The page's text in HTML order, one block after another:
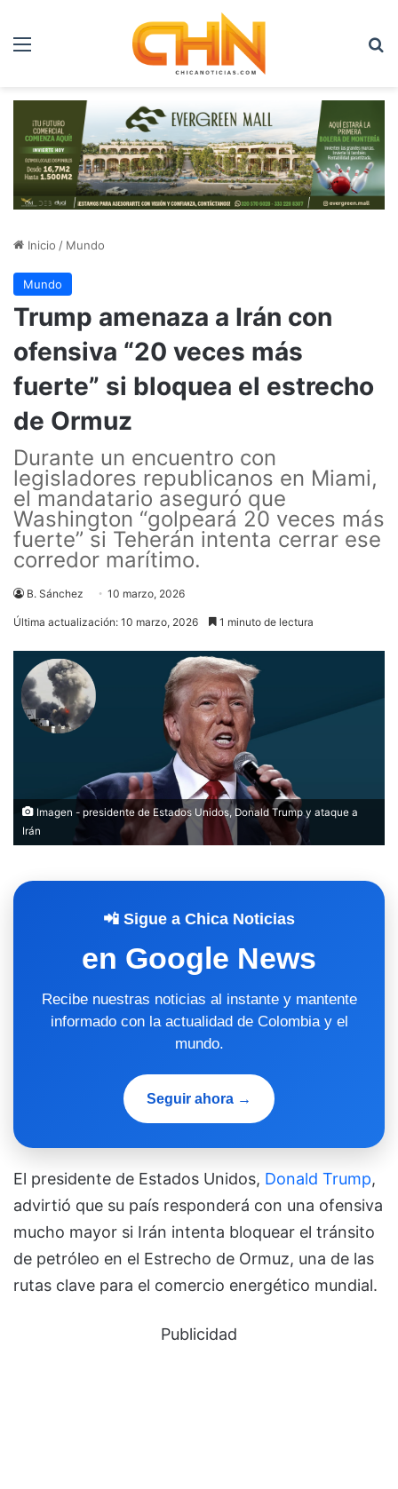
Menú
Inicio / Mundo
Mundo
Trump amenaza a Irán con
ofensiva “20 veces más
fuerte” si bloquea el estrecho
de Ormuz
Durante un encuentro con
legisladores republicanos en Miami,
el mandatario aseguró que
Washington “golpeará 20 veces más
fuerte” si Teherán intenta cerrar ese
corredor marítimo.
B. Sánchez 10 marzo, 2026
Última actualización: 10 marzo, 2026 1 minuto de lectura
Imagen - presidente de Estados Unidos, Donald Trump y ataque a
Irán
📲 Sigue a Chica Noticias
en Google News
Recibe nuestras noticias al instante y mantente
informado con la actualidad de Colombia y el
mundo.
Seguir ahora →
El presidente de Estados Unidos, Donald Trump,
advirtió que su país responderá con una ofensiva
mucho mayor si Irán intenta bloquear el tránsito
de petróleo en el Estrecho de Ormuz, una de las
rutas clave para el comercio energético mundial.
Publicidad